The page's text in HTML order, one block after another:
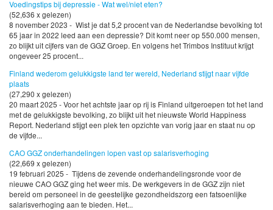
Voedingstips bij depressie - Wat wel/niet eten?
(52,636 x gelezen)
8 november 2023 - Wist je dat 5,2 procent van de Nederlandse bevolking tot
65 jaar in 2022 leed aan een depressie? Dit komt neer op 550.000 mensen,
zo blijkt uit cijfers van de GGZ Groep. En volgens het Trimbos Instituut krijgt
ongeveer 25 procent...
Finland wederom gelukkigste land ter wereld, Nederland stijgt naar vijfde
plaats
(27,290 x gelezen)
20 maart 2025 - Voor het achtste jaar op rij is Finland uitgeroepen tot het land
met de gelukkigste bevolking, zo blijkt uit het nieuwste World Happiness
Report. Nederland stijgt een plek ten opzichte van vorig jaar en staat nu op
de vijfde...
CAO GGZ onderhandelingen lopen vast op salarisverhoging
(22,669 x gelezen)
19 februari 2025 - Tijdens de zevende onderhandelingsronde voor de
nieuwe CAO GGZ ging het weer mis. De werkgevers in de GGZ zijn niet
bereid om personeel in de geestelijke gezondheidszorg een fatsoenlijke
salarisverhoging aan te bieden. Het...